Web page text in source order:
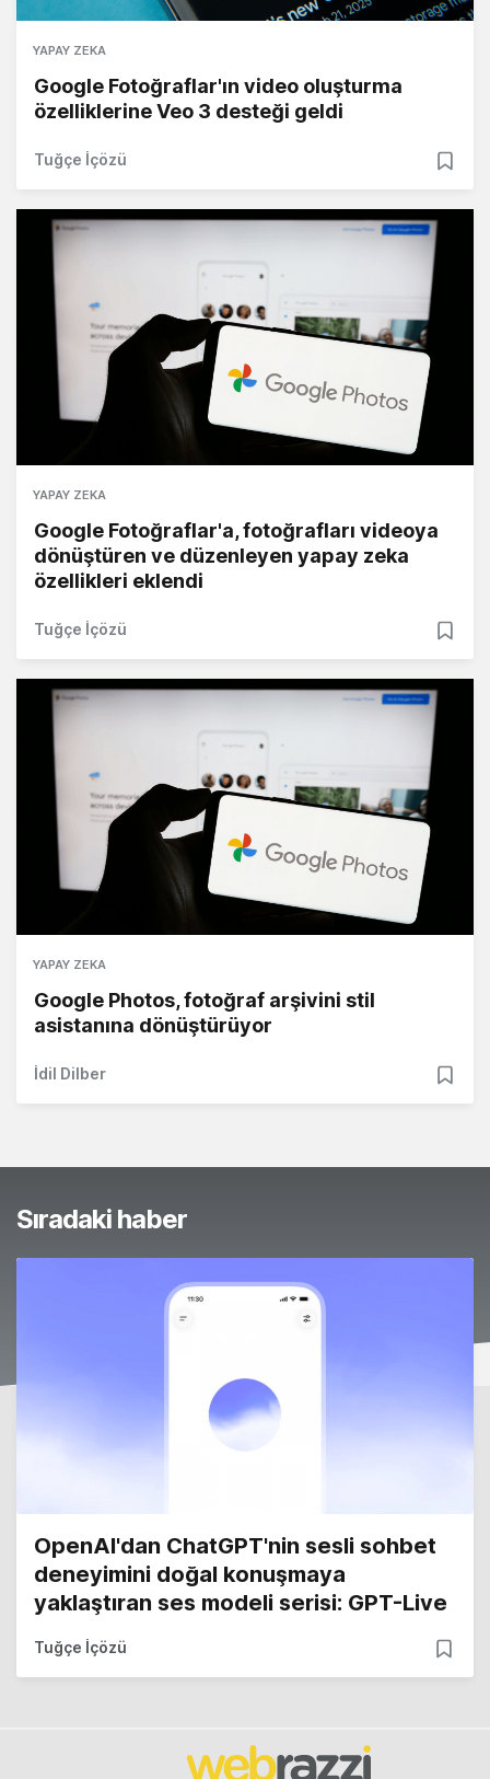
YAPAY ZEKA
Google Fotoğraflar'ın video oluşturma
özelliklerine Veo 3 desteği geldi
Tuğçe İçözü
YAPAY ZEKA
Google Fotoğraflar'a, fotoğrafları videoya
dönüştüren ve düzenleyen yapay zeka
özellikleri eklendi
Tuğçe İçözü
YAPAY ZEKA
Google Photos, fotoğraf arşivini stil
asistanına dönüştürüyor
İdil Dilber
Sıradaki haber
OpenAI'dan ChatGPT'nin sesli sohbet
deneyimini doğal konuşmaya
yaklaştıran ses modeli serisi: GPT-Live
Tuğçe İçözü